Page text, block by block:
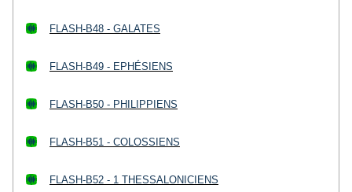
FLASH-B48 - GALATES
FLASH-B49 - EPHÉSIENS
FLASH-B50 - PHILIPPIENS
FLASH-B51 - COLOSSIENS
FLASH-B52 - 1 THESSALONICIENS